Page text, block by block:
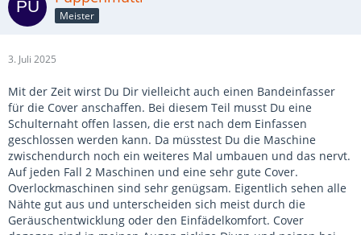
Meister
3. Juli 2025
Mit der Zeit wirst Du Dir vielleicht auch einen Bandeinfasser
für die Cover anschaffen. Bei diesem Teil musst Du eine
Schulternaht offen lassen, die erst nach dem Einfassen
geschlossen werden kann. Da müsstest Du die Maschine
zwischendurch noch ein weiteres Mal umbauen und das nervt.
Auf jeden Fall 2 Maschinen und eine sehr gute Cover.
Overlockmaschinen sind sehr genügsam. Eigentlich sehen alle
Nähte gut aus und unterscheiden sich meist durch die
Geräuschentwicklung oder den Einfädelkomfort. Cover